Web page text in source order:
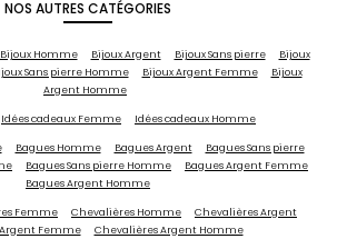
NOS AUTRES CATÉGORIES
Bijoux Homme Bijoux Argent Bijoux Sans pierre
Bijoux
Sans pierre Homme Bijoux Argent Femme
Bijoux
Argent Homme
Idées cadeaux Femme Idées cadeaux Homme
Bagues Homme Bagues Argent
Bagues Sans pierre
Bagues Sans pierre Homme
Bagues Argent Femme
Bagues Argent Homme
Femme Chevalières Homme
Chevalières Argent
Femme
Chevalières Argent Homme